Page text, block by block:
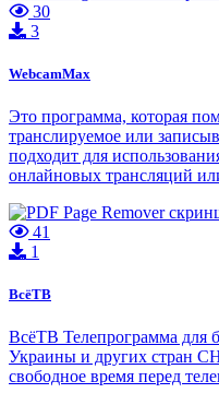
30
3
WebcamMax
Это программа, которая
транслируемое или
подходит для
онлайновых трансляций
41
1
ВсёТВ
ВсёТВ Телепрограмма для
Украины и других стран
свободное время перед